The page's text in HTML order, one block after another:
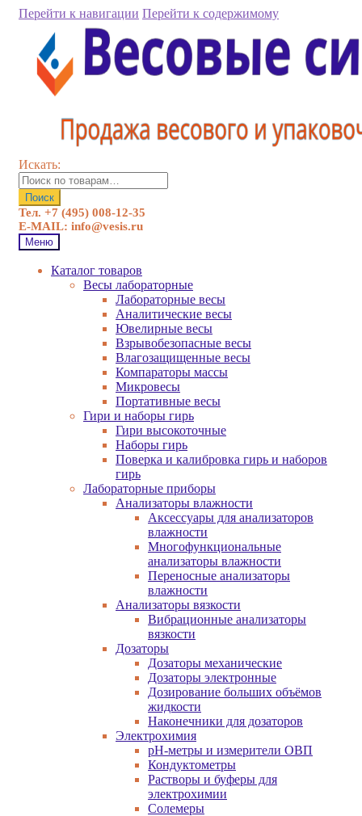
Перейти к навигации Перейти к содержимому
Искать:
Поиск
Тел. +7 (495) 008-12-35
E-MAIL: info@vesis.ru
Меню
Каталог товаров
Весы лабораторные
Лабораторные весы
Аналитические весы
Ювелирные весы
Взрывобезопасные весы
Влагозащищенные весы
Компараторы массы
Микровесы
Портативные весы
Гири и наборы гирь
Гири высокоточные
Наборы гирь
Поверка и калибровка гирь и наборов
гирь
Лабораторные приборы
Анализаторы влажности
Аксессуары для анализаторов
влажности
Многофункциональные
анализаторы влажности
Переносные анализаторы
влажности
Анализаторы вязкости
Вибрационные анализаторы
вязкости
Дозаторы
Дозаторы механические
Дозаторы электронные
Дозирование больших объёмов
жидкости
Наконечники для дозаторов
Электрохимия
pH-метры и измерители ОВП
Кондуктометры
Растворы и буферы для
электрохимии
Солемеры